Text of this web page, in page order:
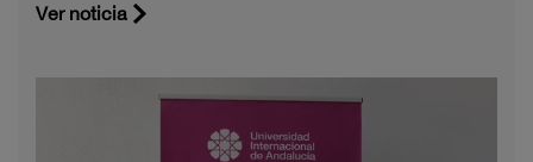
Ver noticia